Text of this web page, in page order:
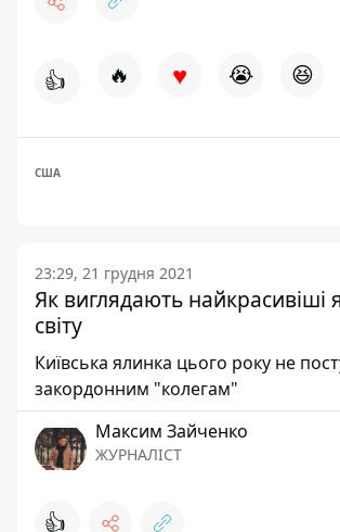
👍 🔥 ♥ 😭 😆
США
23:29, 21 грудня 2021
Як виглядають найкрасивіші
світу
Київська ялинка цього року не
закордонним "колегам"
Максим Зайченко
ЖУРНАЛІСТ
👍